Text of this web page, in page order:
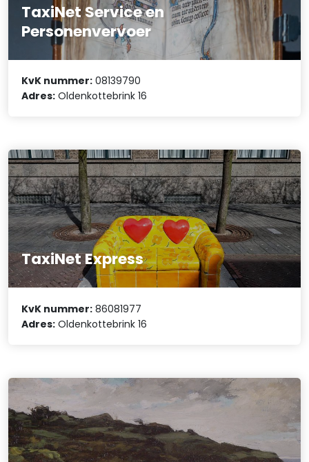
TaxiNet Service en
Personenvervoer
KvK nummer: 08139790
Adres: Oldenkottebrink 16
TaxiNet Express
KvK nummer: 86081977
Adres: Oldenkottebrink 16